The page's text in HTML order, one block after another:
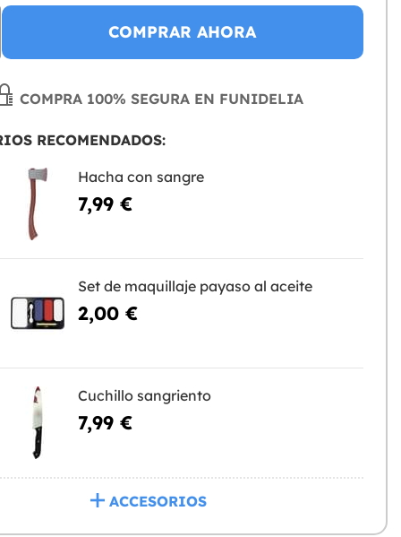
COMPRAR AHORA
COMPRA 100% SEGURA EN FUNIDELIA
RECOMENDADOS:
Hacha con sangre
7,99 €
Set de maquillaje payaso al aceite
2,00 €
Cuchillo sangriento
7,99 €
ACCESORIOS